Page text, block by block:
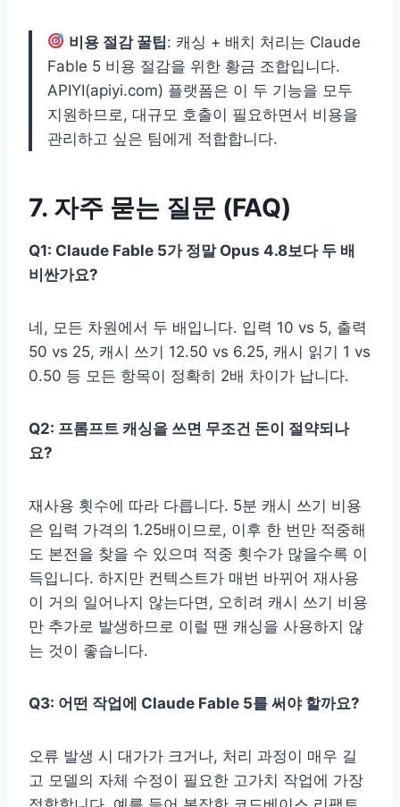
비용 절감 꿀팁: 캐싱 + 배치 처리는 Claude
Fable 5 비용 절감을 위한 황금 조합입니다.
APIYI(apiyi.com) 플랫폼은 이 두 기능을 모두
지원하므로, 대규모 호출이 필요하면서 비용을
관리하고 싶은 팀에게 적합합니다.
7. 자주 묻는 질문 (FAQ)
Q1: Claude Fable 5가 정말 Opus 4.8보다 두 배
비싼가요?
네, 모든 차원에서 두 배입니다. 입력 10 vs 5, 출력
50 vs 25, 캐시 쓰기 12.50 vs 6.25, 캐시 읽기 1 vs
0.50 등 모든 항목이 정확히 2배 차이가 납니다.
Q2: 프롬프트 캐싱을 쓰면 무조건 돈이 절약되나
요?
재사용 횟수에 따라 다릅니다. 5분 캐시 쓰기 비용
은 입력 가격의 1.25배이므로, 이후 한 번만 적중해
도 본전을 찾을 수 있으며 적중 횟수가 많을수록 이
득입니다. 하지만 컨텍스트가 매번 바뀌어 재사용
이 거의 일어나지 않는다면, 오히려 캐시 쓰기 비용
만 추가로 발생하므로 이럴 땐 캐싱을 사용하지 않
는 것이 좋습니다.
Q3: 어떤 작업에 Claude Fable 5를 써야 할까요?
오류 발생 시 대가가 크거나, 처리 과정이 매우 길
고 모델의 자체 수정이 필요한 고가치 작업에 가장